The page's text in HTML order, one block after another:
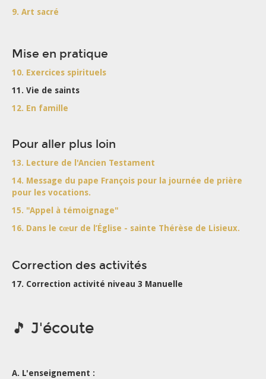
9. Art sacré
Mise en pratique
10. Exercices spirituels
11. Vie de saints
12. En famille
Pour aller plus loin
13. Lecture de l'Ancien Testament
14. Message du pape François pour la journée de prière
pour les vocations.
15. "Appel à témoignage"
16. Dans le cœur de l’Église - sainte Thérèse de Lisieux.
Correction des activités
17. Correction activité niveau 3 Manuelle
🎵 J'écoute
A. L'enseignement :